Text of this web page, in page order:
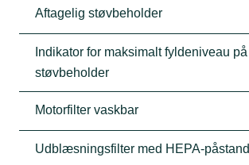
Aftagelig støvbeholder
Indikator for maksimalt fyldeniveau på
støvbeholder
Motorfilter vaskbar
Udblæsningsfilter med HEPA-påstand